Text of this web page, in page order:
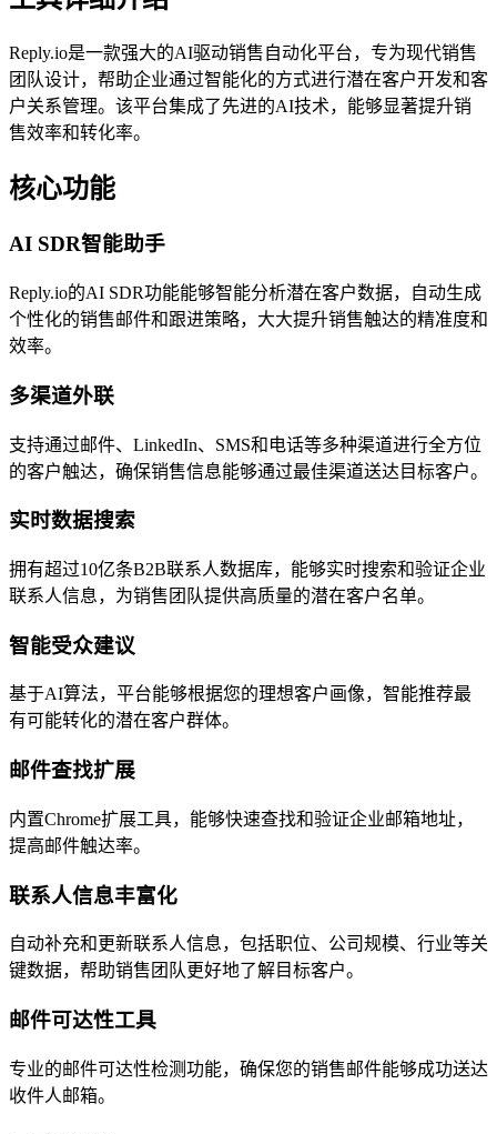
Reply.io是一款强大的AI驱动销售自动化平台，专为现代销售
团队设计，帮助企业通过智能化的方式进行潜在客户开发和客
户关系管理。该平台集成了先进的AI技术，能够显著提升销
售效率和转化率。
核心功能
AI SDR智能助手
Reply.io的AI SDR功能能够智能分析潜在客户数据，自动生成
个性化的销售邮件和跟进策略，大大提升销售触达的精准度和
效率。
多渠道外联
支持通过邮件、LinkedIn、SMS和电话等多种渠道进行全方位
的客户触达，确保销售信息能够通过最佳渠道送达目标客户。
实时数据搜索
拥有超过10亿条B2B联系人数据库，能够实时搜索和验证企业
联系人信息，为销售团队提供高质量的潜在客户名单。
智能受众建议
基于AI算法，平台能够根据您的理想客户画像，智能推荐最
有可能转化的潜在客户群体。
邮件查找扩展
内置Chrome扩展工具，能够快速查找和验证企业邮箱地址，
提高邮件触达率。
联系人信息丰富化
自动补充和更新联系人信息，包括职位、公司规模、行业等关
键数据，帮助销售团队更好地了解目标客户。
邮件可达性工具
专业的邮件可达性检测功能，确保您的销售邮件能够成功送达
收件人邮箱。